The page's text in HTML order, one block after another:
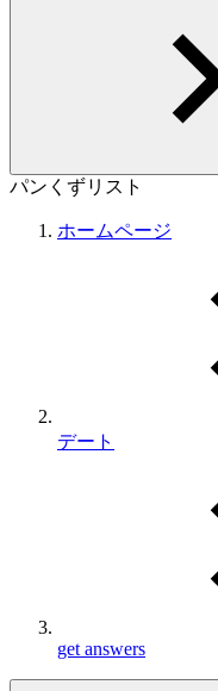
パンくずリスト
ホームページ
デート
get answers